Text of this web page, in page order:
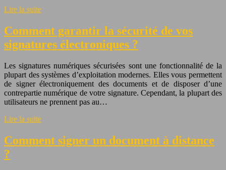
Lire la suite
Comment garantir la sécurité de vos
signatures électroniques ?
Les signatures numériques sécurisées sont une fonctionnalité de la
plupart des systèmes d’exploitation modernes. Elles vous permettent
de signer électroniquement des documents et de disposer d’une
contrepartie numérique de votre signature. Cependant, la plupart des
utilisateurs ne prennent pas au…
Lire la suite
Comment signer un document à distance
?